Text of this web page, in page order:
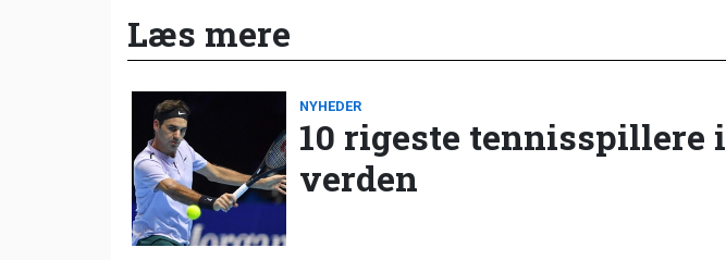
Læs mere
NYHEDER
10 rigeste tennisspillere i
verden